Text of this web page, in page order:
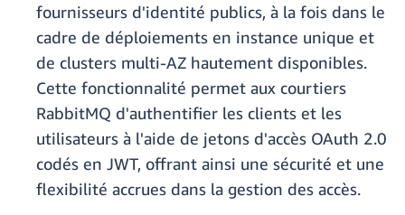
fournisseurs d'identité publics, à la fois dans le
cadre de déploiements en instance unique et
de clusters multi-AZ hautement disponibles.
Cette fonctionnalité permet aux courtiers
RabbitMQ d'authentifier les clients et les
utilisateurs à l'aide de jetons d'accès OAuth 2.0
codés en JWT, offrant ainsi une sécurité et une
flexibilité accrues dans la gestion des accès.